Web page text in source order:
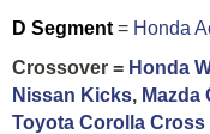
D Segment = Honda
Crossover = Honda
Nissan Kicks, Mazda
Toyota Corolla Cross